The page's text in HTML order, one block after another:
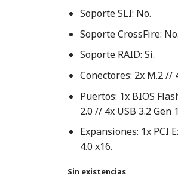
Soporte SLI: No.
Soporte CrossFire: No.
Soporte RAID: Sí.
Conectores: 2x M.2 //
Puertos: 1x BIOS
2.0 // 4x USB 3.2 Gen
Expansiones: 1x PCI
4.0 x16.
Sin existencias